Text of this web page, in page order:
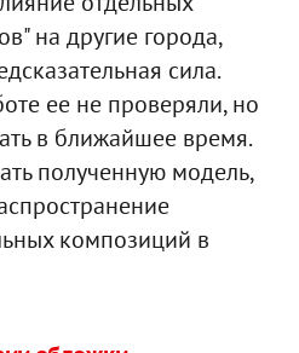
на другие города,
сила.
ее не проверяли, но
в ближайшее время.
полученную модель,
композиций в